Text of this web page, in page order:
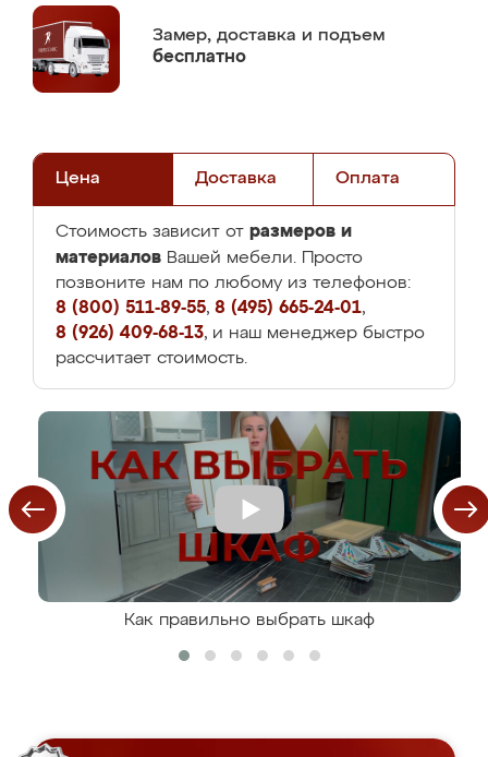
Замер, доставка и подъем
бесплатно
Цена Доставка Оплата
Стоимость зависит от размеров и
материалов Вашей мебели. Просто
позвоните нам по любому из телефонов:
8 (800) 511-89-55, 8 (495) 665-24-01,
8 (926) 409-68-13, и наш менеджер быстро
рассчитает стоимость.
Как правильно выбрать шкаф